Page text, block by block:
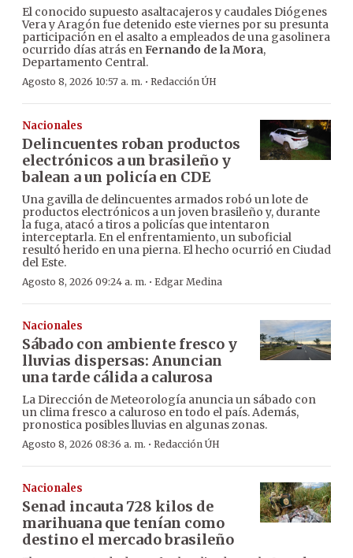
El conocido supuesto asaltacajeros y caudales Diógenes
Vera y Aragón fue detenido este viernes por su presunta
participación en el asalto a empleados de una gasolinera
ocurrido días atrás enFernando de la Mora,
Departamento Central.
Agosto 8, 2026 10:57 a. m. · Redacción ÚH
Nacionales
Delincuentes roban productos
electrónicos a un brasileño y
balean a un policía en CDE
Una gavilla de delincuentes armados robó un lote de
productos electrónicos a un joven brasileño y, durante
la fuga, atacó a tiros a policías que intentaron
interceptarla. En el enfrentamiento, un suboficial
resultó herido en una pierna. El hecho ocurrió en Ciudad
del Este.
Agosto 8, 2026 09:24 a. m. · Edgar Medina
Nacionales
Sábado con ambiente fresco y
lluvias dispersas: Anuncian
una tarde cálida a calurosa
La Dirección de Meteorología anuncia un sábado con
un clima fresco a caluroso en todo el país. Además,
pronostica posibles lluvias en algunas zonas.
Agosto 8, 2026 08:36 a. m. · Redacción ÚH
Nacionales
Senad incauta 728 kilos de
marihuana que tenían como
destino el mercado brasileño